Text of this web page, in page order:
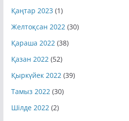
Қаңтар 2023 (1)
Желтоқсан 2022(30)
Қараша 2022(38)
Қазан 2022(52)
Қыркүйек 2022(39)
Тамыз 2022(30)
Шілде 2022(2)